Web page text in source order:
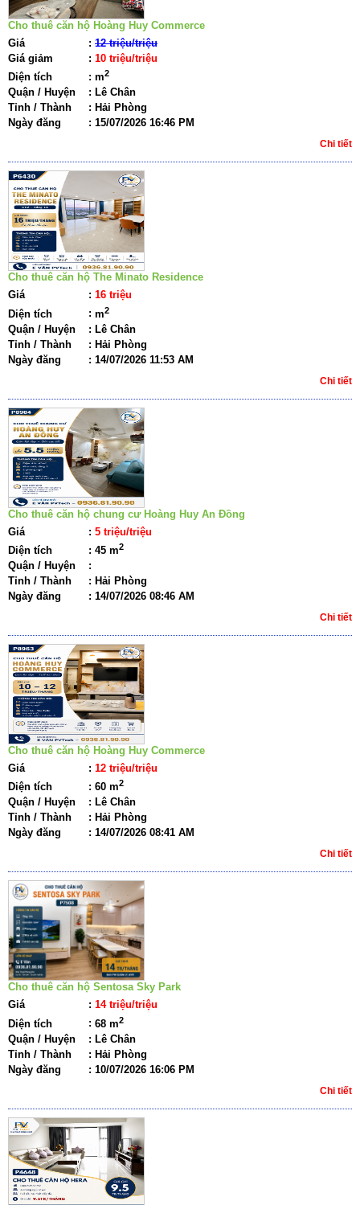
Cho thuê căn hộ Hoàng Huy Commerce
Giá
: 12 triệu/triệu
Giá giảm
: 10 triệu/triệu
Diện tích
: m2
Quận / Huyện : Lê Chân
Tỉnh / Thành
: Hải Phòng
Ngày đăng
: 15/07/2026 16:46 PM
Chi tiết
Cho thuê căn hộ The Minato Residence
Giá
: 16 triệu
Diện tích
: m2
Quận / Huyện : Lê Chân
Tỉnh / Thành
: Hải Phòng
Ngày đăng
: 14/07/2026 11:53 AM
Chi tiết
Cho thuê căn hộ chung cư Hoàng Huy An Đồng
Giá
: 5 triệu/triệu
Diện tích
: 45 m2
Quận / Huyện
:
Tỉnh / Thành
: Hải Phòng
Ngày đăng
: 14/07/2026 08:46 AM
Chi tiết
Cho thuê căn hộ Hoàng Huy Commerce
Giá
: 12 triệu/triệu
Diện tích
: 60 m2
Quận / Huyện : Lê Chân
Tỉnh / Thành
: Hải Phòng
Ngày đăng
: 14/07/2026 08:41 AM
Chi tiết
Cho thuê căn hộ Sentosa Sky Park
Giá
: 14 triệu/triệu
Diện tích
: 68 m2
Quận / Huyện : Lê Chân
Tỉnh / Thành
: Hải Phòng
Ngày đăng
: 10/07/2026 16:06 PM
Chi tiết